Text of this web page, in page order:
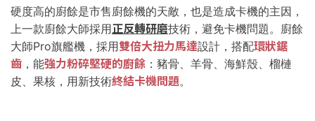
硬度高的廚餘是市售廚餘機的天敵，也是造成卡機的主因，
上一款廚餘大師採用正反轉研磨技術，避免卡機問題。廚餘
大師Pro旗艦機，採用雙倍大扭力馬達設計，搭配環狀鋸
齒 ，能強力粉碎堅硬的廚餘 ：豬骨、羊骨、海鮮殼、榴槤
皮、果核，用新技術終結卡機問題。